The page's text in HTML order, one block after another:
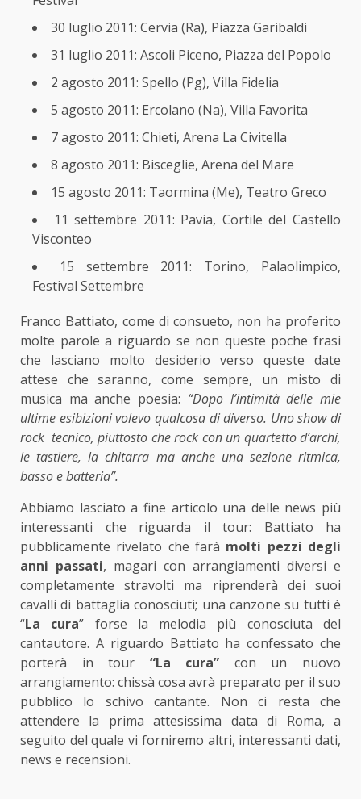
30 luglio 2011: Cervia (Ra), Piazza Garibaldi
31 luglio 2011: Ascoli Piceno, Piazza del Popolo
2 agosto 2011: Spello (Pg), Villa Fidelia
5 agosto 2011: Ercolano (Na), Villa Favorita
7 agosto 2011: Chieti, Arena La Civitella
8 agosto 2011: Bisceglie, Arena del Mare
15 agosto 2011: Taormina (Me), Teatro Greco
11 settembre 2011: Pavia, Cortile del Castello
Visconteo
15 settembre 2011: Torino, Palaolimpico,
Festival Settembre
Franco Battiato, come di consueto, non ha proferito
molte parole a riguardo se non queste poche frasi
che lasciano molto desiderio verso queste date
attese che saranno, come sempre, un misto di
musica ma anche poesia: “Dopo l’intimità delle mie
ultime esibizioni volevo qualcosa di diverso. Uno show di
rock tecnico, piuttosto che rock con un quartetto d’archi,
le tastiere, la chitarra ma anche una sezione ritmica,
basso e batteria”.
Abbiamo lasciato a fine articolo una delle news più
interessanti che riguarda il tour: Battiato ha
pubblicamente rivelato che farà molti pezzi degli
anni passati, magari con arrangiamenti diversi e
completamente stravolti ma riprenderà dei suoi
cavalli di battaglia conosciuti; una canzone su tutti è
“La cura” forse la melodia più conosciuta del
cantautore. A riguardo Battiato ha confessato che
porterà in tour “La cura” con un nuovo
arrangiamento: chissà cosa avrà preparato per il suo
pubblico lo schivo cantante. Non ci resta che
attendere la prima attesissima data di Roma, a
seguito del quale vi forniremo altri, interessanti dati,
news e recensioni.